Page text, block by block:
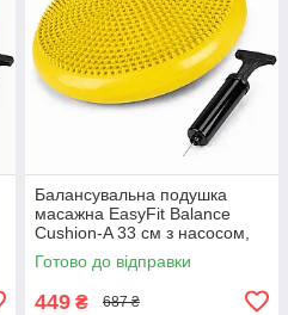
Балансувальна подушка
масажна EasyFit Balance
Cushion-A 33 см з насосом,
реабілітації та постави до
120 кг Жовтий (EF-1840s-Y)
Готово до відправки
449 ₴ 687 ₴